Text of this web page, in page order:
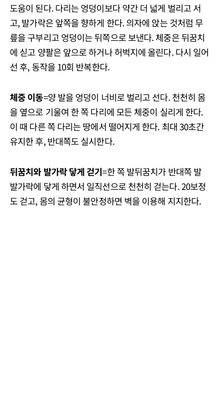
도움이 된다. 다리는 엉덩이보다 약간 더 넓게 벌리고 서
고, 발가락은 앞쪽을 향하게 한다. 의자에 앉는 것처럼 무
릎을 구부리고 엉덩이는 뒤쪽으로 보낸다. 체중은 뒤꿈치
에 싣고 양팔은 앞으로 하거나 허벅지에 올린다. 다시 일어
선 후, 동작을 10회 반복한다.
체중 이동=양 발을 엉덩이 너비로 벌리고 선다. 천천히 몸
을 옆으로 기울여 한 쪽 다리에 모든 체중이 실리게 한다.
이 때 다른 쪽 다리는 땅에서 떨어지게 한다. 최대 30초간
유지한 후, 반대쪽도 실시한다.
뒤꿈치와 발가락 닿게 걷기=한 쪽 발뒤꿈치가 반대쪽 발
발가락에 닿게 하면서 일직선으로 천천히 걷는다. 20보정
도 걷고, 몸의 균형이 불안정하면 벽을 이용해 지지한다.